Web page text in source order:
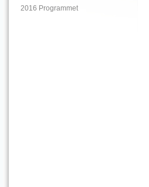
2016 Programmet